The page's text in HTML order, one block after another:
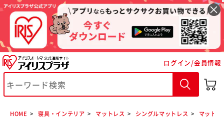
ログイン/会員情報
HOME 寝具・インテリア マットレス シングルマットレス マット
※ご確認ください
カートに入れる 購入手続きへ